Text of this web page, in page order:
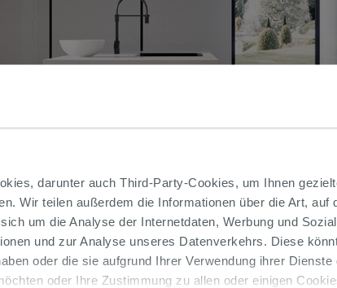
darunter auch Third-Party-Cookies, um Ihnen
Wir teilen außerdem die Informationen über die Art, auf
um die Analyse der Internetdaten, Werbung und
und zur Analyse unseres Datenverkehrs. Diese
oder die sie aufgrund Ihrer Verwendung ihrer Dienste
oder Ihre Zustimmung zu allen oder einigen